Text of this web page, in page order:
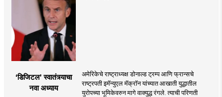
‘डिजिटल’ स्वातंत्र्याचा
नवा अध्याय
अमेरिकेचे राष्ट्राध्यक्ष डोनाल्ड ट्रम्प आणि फ्रान्सचे
राष्ट्रपती इमॅन्युएल मॅक्रॉन यांच्यात आखाती युद्धातील
युरोपच्या भूमिकेवरुन मागे वाक्युद्ध रंगले. त्याची परिणती